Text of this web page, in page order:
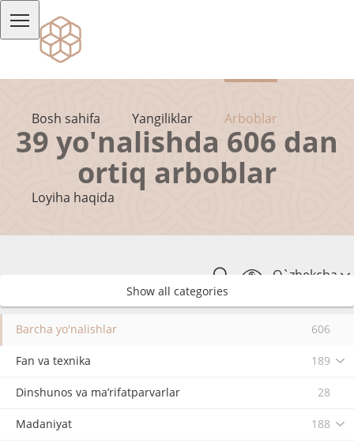
Bosh sahifa Yangiliklar Arboblar
Loyiha haqida
O`zbekcha
39 yo'nalishda 606 dan
ortiq arboblar
Show all categories
Barcha yo'nalishlar 606
Fan va texnika 189
Dinshunos va ma’rifatparvarlar 28
Madaniyat 188